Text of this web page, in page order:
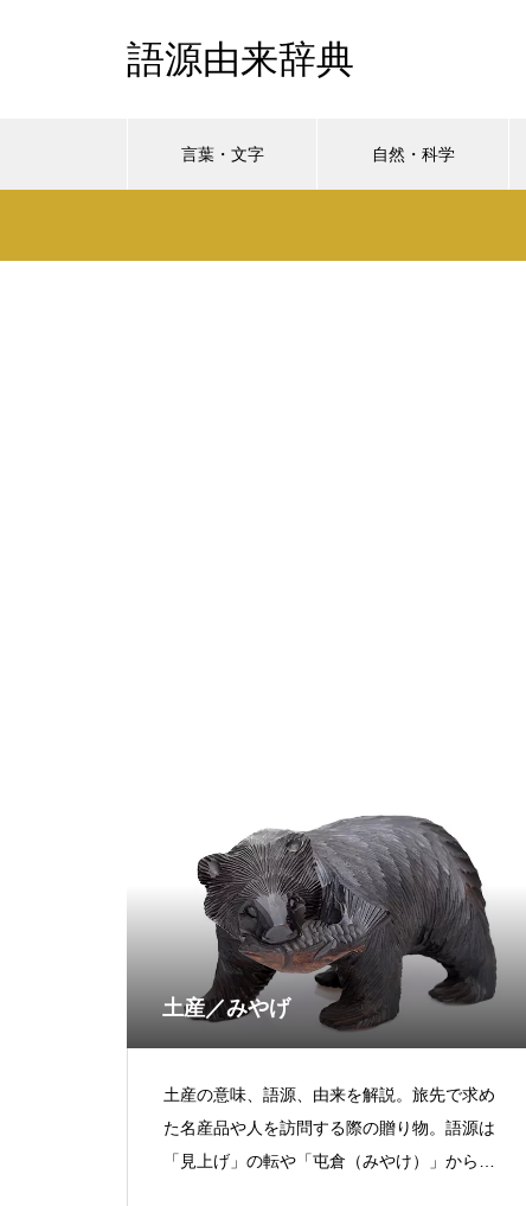
語源由来辞典
言葉・文字 自然・科学
土産／みやげ
土産の意味、語源、由来を解説。旅先で求め
た名産品や人を訪問する際の贈り物。語源は
「見上げ」の転や「屯倉（みやけ）」からな